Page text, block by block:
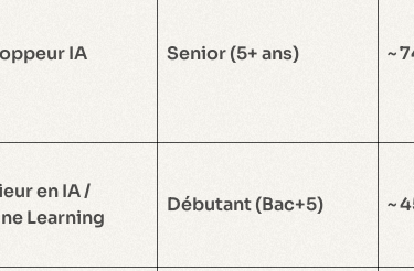
IA Senior (5+ ans) ~
en IA /
Learning
Débutant (Bac+5) ~